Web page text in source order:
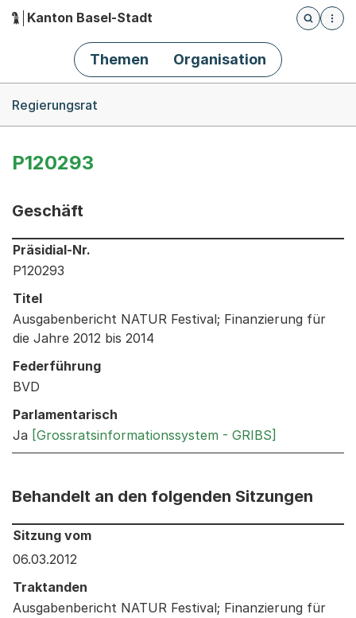
Hauptnavigation
Kanton Basel-Stadt
Öffnet
Themen Organisation
Regierungsrat
P120293
Geschäft
Informationen zum Ausgewählten Geschäft
Präsidial-Nr.
P120293
Titel
Ausgabenbericht NATUR Festival; Finanzierung für
die Jahre 2012 bis 2014
Federführung
BVD
Parlamentarisch
Ja [Grossratsinformationssystem - GRIBS]
Behandelt an den folgenden Sitzungen
Behandelt an den folgenden Sitzungen: Informationen
Sitzung vom
06.03.2012
Traktanden
Ausgabenbericht NATUR Festival; Finanzierung für